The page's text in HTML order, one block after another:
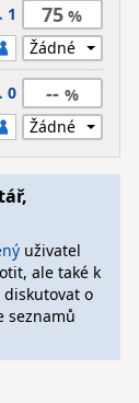
1 75
0 --
uživatel
ale také k
o
seznamů